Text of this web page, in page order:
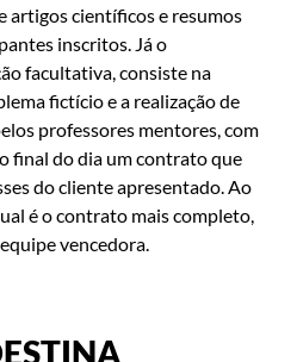
artigos científicos e resumos
inscritos. Já o
facultativa, consiste na
fictício e a realização de
professores mentores, com
final do dia um contrato que
do cliente apresentado. Ao
é o contrato mais completo,
vencedora.